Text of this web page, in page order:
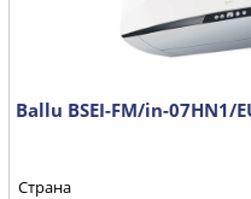
Ballu BSEI-FM/in-07HN1/
Страна